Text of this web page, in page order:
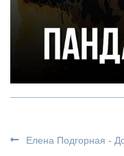
Елена Подгорная -